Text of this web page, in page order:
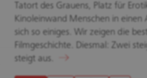
Tatort des Grauens, Platz für
Kinoleinwand Menschen in einen
sich so einiges. Wir zeigen die
Filmgeschichte. Diesmal: Zwei
steigt aus.